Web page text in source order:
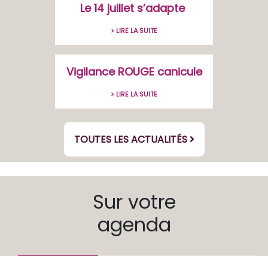
Le 14 juillet s’adapte
> LIRE LA SUITE
Vigilance ROUGE canicule
> LIRE LA SUITE
TOUTES LES ACTUALITÉS
Sur votre
agenda